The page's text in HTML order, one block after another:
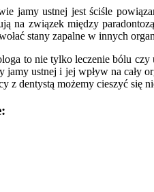
jamy ustnej jest ściśle
na związek między
stany zapalne w innych
to nie tylko leczenie bólu
jamy ustnej i jej wpływ na cały
z dentystą możemy cieszyć się